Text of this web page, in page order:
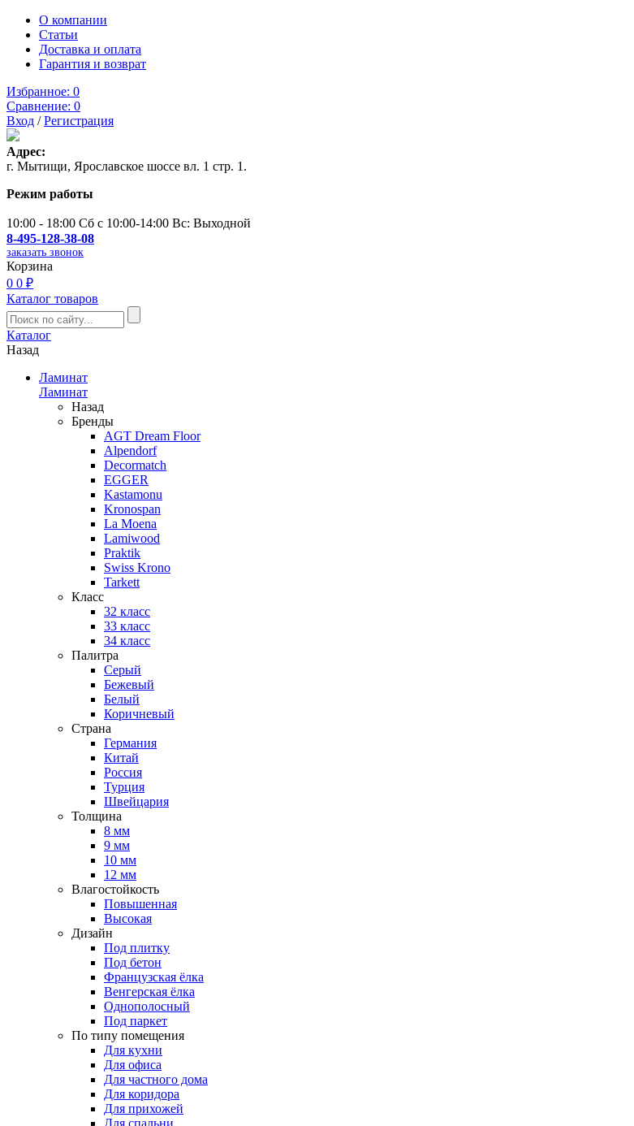
О компании
Статьи
Доставка и оплата
Гарантия и возврат
Избранное: 0
Сравнение: 0
Вход /Регистрация
Адрес:
г. Мытищи, Ярославское шоссе вл. 1 стр. 1.
Режим работы
10:00 - 18:00 Сб с 10:00-14:00 Вс: Выходной
8-495-128-38-08
заказать звонок
Корзина
0 0 ₽
Каталог товаров
Каталог
Назад
Ламинат
Ламинат
Назад
Бренды
AGT Dream Floor
Alpendorf
Decormatch
EGGER
Kastamonu
Kronospan
La Moena
Lamiwood
Praktik
Swiss Krono
Tarkett
Класс
32 класс
33 класс
34 класс
Палитра
Серый
Бежевый
Белый
Коричневый
Страна
Германия
Китай
Россия
Турция
Швейцария
Толщина
8 мм
9 мм
10 мм
12 мм
Влагостойкость
Повышенная
Высокая
Дизайн
Под плитку
Под бетон
Французская ёлка
Венгерская ёлка
Однополосный
Под паркет
По типу помещения
Для кухни
Для офиса
Для частного дома
Для коридора
Для прихожей
Для спальни